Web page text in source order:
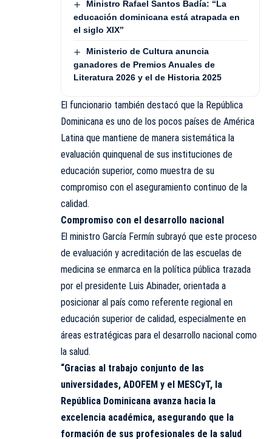
Ministro Rafael Santos Badía: “La
educación dominicana está atrapada en
el siglo XIX”
Ministerio de Cultura anuncia
ganadores de Premios Anuales de
Literatura 2026 y el de Historia 2025
El funcionario también destacó que la República
Dominicana es uno de los pocos países de América
Latina que mantiene de manera sistemática la
evaluación quinquenal de sus instituciones de
educación superior, como muestra de su
compromiso con el aseguramiento continuo de la
calidad.
Compromiso con el desarrollo nacional
El ministro García Fermín subrayó que este proceso
de evaluación y acreditación de las escuelas de
medicina se enmarca en la política pública trazada
por el presidente Luis Abinader, orientada a
posicionar al país como referente regional en
educación superior de calidad, especialmente en
áreas estratégicas para el desarrollo nacional como
la salud.
“Gracias al trabajo conjunto de las
universidades, ADOFEM y el MESCyT, la
República Dominicana avanza hacia la
excelencia académica, asegurando que la
formación de sus profesionales de la salud